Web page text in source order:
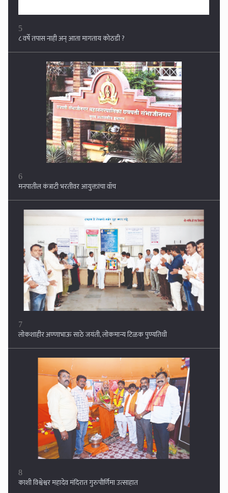
5
८ वर्षे तपास नाही अन् आता मागताय कोठडी ?
6
मनपातील कंत्राटी भरतीवर आयुक्तांचा वॉच
7
लोकशाहीर अण्णाभाऊ साठे जयंती, लोकमान्य टिळक पुण्यतिथी
8
काशी विश्वेश्वर महादेव मंदिरात गुरुपौर्णिमा उत्साहात